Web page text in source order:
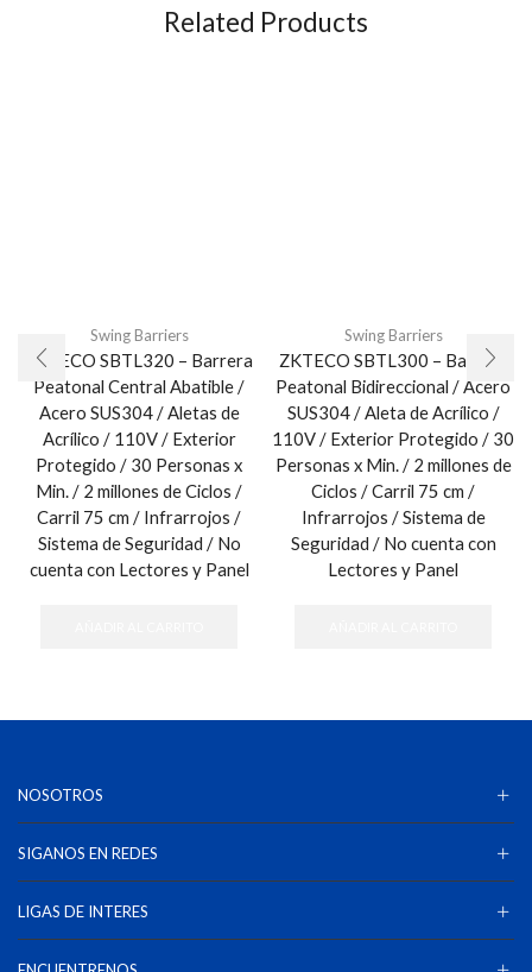
Related Products
Swing Barriers
ZKTECO SBTL320 – Barrera
Peatonal Central Abatible /
Acero SUS304 / Aletas de
Acrílico / 110V / Exterior
Protegido / 30 Personas x
Min. / 2 millones de Ciclos /
Carril 75 cm / Infrarrojos /
Sistema de Seguridad / No
cuenta con Lectores y Panel
Swing Barriers
ZKTECO SBTL300 – Barrera
Peatonal Bidireccional / Acero
SUS304 / Aleta de Acrílico /
110V / Exterior Protegido / 30
Personas x Min. / 2 millones de
Ciclos / Carril 75 cm /
Infrarrojos / Sistema de
Seguridad / No cuenta con
Lectores y Panel
NOSOTROS
SIGANOS EN REDES
LIGAS DE INTERES